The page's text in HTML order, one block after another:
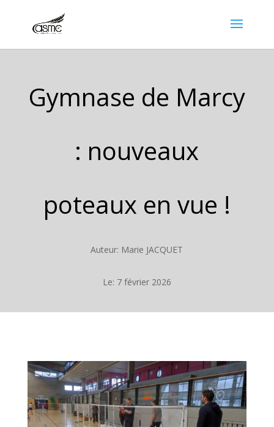
Gymnase de Marcy
: nouveaux
poteaux en vue !
Auteur: Marie JACQUET
Le: 7 février 2026